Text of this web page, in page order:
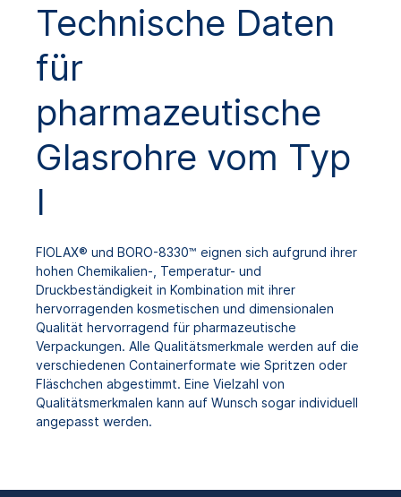
Technische Daten
Produktvarianten
Downloads
Technische Daten
für
pharmazeutische
Glasrohre vom Typ
I
FIOLAX® und BORO-8330™ eignen sich aufgrund ihrer
hohen Chemikalien-, Temperatur- und
Druckbeständigkeit in Kombination mit ihrer
hervorragenden kosmetischen und dimensionalen
Qualität hervorragend für pharmazeutische
Verpackungen. Alle Qualitätsmerkmale werden auf die
verschiedenen Containerformate wie Spritzen oder
Fläschchen abgestimmt. Eine Vielzahl von
Qualitätsmerkmalen kann auf Wunsch sogar individuell
angepasst werden.